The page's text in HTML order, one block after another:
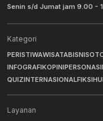
Senin s/d Jumat jam 9.00 -
Kategori
PERISTIWAWISATABISNIS
INFOGRAFIKOPINIPERSONA
QUIZINTERNASIONALFIKSI
Layanan